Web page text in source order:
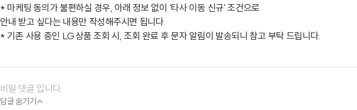
* 마케팅 동의가 불편하실 경우, 아래 정보 없이 '타사 이동 신규' 조건으로
안내 받고 싶다는 내용만 작성해주시면 됩니다.
* 기존 사용 중인 LG상품 조회 시, 조회 완료 후 문자 알림이 발송되니 참고 부탁 드립니다.
비밀 댓글 입니다.
답글 숨기기